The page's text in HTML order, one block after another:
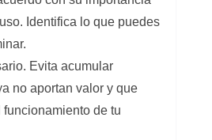
Identifica lo que puedes
Evita acumular
no aportan valor y que
de tu